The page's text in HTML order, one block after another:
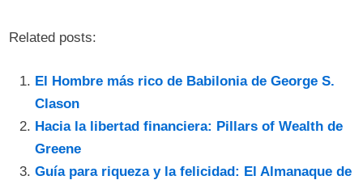
Related posts:
El Hombre más rico de Babilonia de George S.
Clason
Hacia la libertad financiera: Pillars of Wealth de
Greene
Guía para riqueza y la felicidad: El Almanaque de